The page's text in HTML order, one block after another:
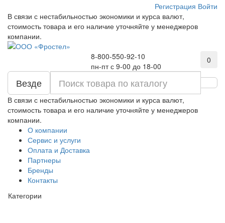
Регистрация Войти
В связи с нестабильностью экономики и курса валют,
стоимость товара и его наличие уточняйте у менеджеров
компании.
8-800-550-92-10
пн-пт с 9-00 до 18-00
0
Везде
В связи с нестабильностью экономики и курса валют,
стоимость товара и его наличие уточняйте у менеджеров
компании.
О компании
Сервис и услуги
Оплата и Доставка
Партнеры
Бренды
Контакты
Категории